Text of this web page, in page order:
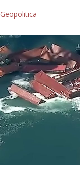
Geopolitica